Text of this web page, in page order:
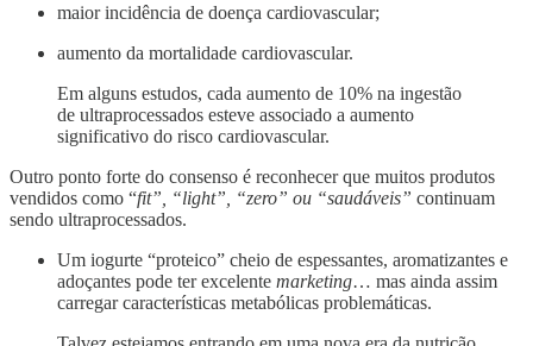
maior incidência de doença cardiovascular;
aumento da mortalidade cardiovascular.
Em alguns estudos, cada aumento de 10% na ingestão
de ultraprocessados esteve associado a aumento
significativo do risco cardiovascular.
Outro ponto forte do consenso é reconhecer que muitos produtos
vendidos como “fit”, “light”, “zero” ou “saudáveis” continuam
sendo ultraprocessados.
Um iogurte “proteico” cheio de espessantes, aromatizantes e
adoçantes pode ter excelente marketing… mas ainda assim
carregar características metabólicas problemáticas.